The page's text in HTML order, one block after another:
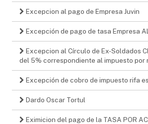
Excepcion al pago de Empresa Juvin
Excepción de pago de tasa Empresa
Excepcion al Círculo de Ex-Soldados
del 5% correspondiente al impuesto por
Excepción de cobro de impuesto rifa
Dardo Oscar Tortul
Eximicion del pago de la TASA POR